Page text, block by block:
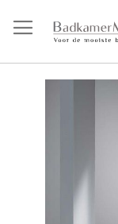
direct
door